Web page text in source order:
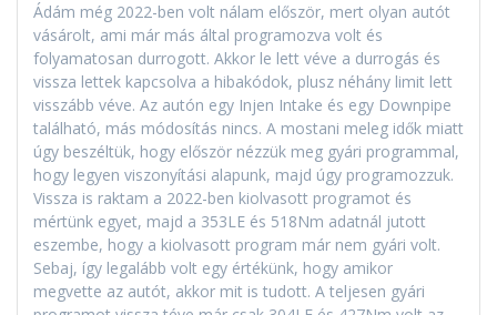
Ádám még 2022-ben volt nálam először, mert olyan autót
vásárolt, ami már más által programozva volt és
folyamatosan durrogott. Akkor le lett véve a durrogás és
vissza lettek kapcsolva a hibakódok, plusz néhány limit lett
visszább véve. Az autón egy Injen Intake és egy Downpipe
található, más módosítás nincs. A mostani meleg idők miatt
úgy beszéltük, hogy először nézzük meg gyári programmal,
hogy legyen viszonyítási alapunk, majd úgy programozzuk.
Vissza is raktam a 2022-ben kiolvasott programot és
mértünk egyet, majd a 353LE és 518Nm adatnál jutott
eszembe, hogy a kiolvasott program már nem gyári volt.
Sebaj, így legalább volt egy értékünk, hogy amikor
megvette az autót, akkor mit is tudott. A teljesen gyári